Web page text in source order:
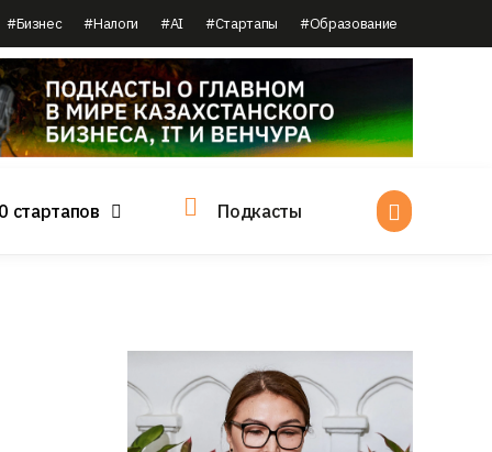
#Бизнес #Налоги #AI #Стартапы #Образование
стартапов Подкасты